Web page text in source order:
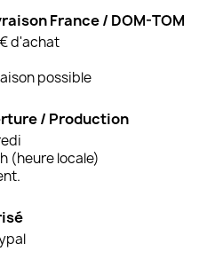
France / DOM-TOM
d'achat
possible
/ Production
(heure locale)